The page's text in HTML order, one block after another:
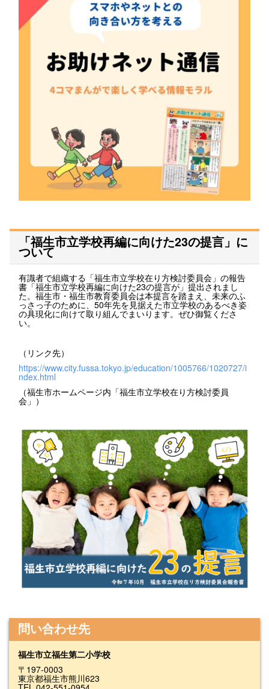
「福生市立学校再編に向けた23の提言」に
ついて
有識者で組織する「福生市立学校在り方検討委員会」の報告
書「福生市立学校再編に向けた23の提言が」提出されまし
た。福生市・福生市教育委員会は本提言を踏まえ、未来のふ
っさっ子のために、50年先を見据えた市立学校のあるべき姿
の具現化に向けて取り組んでまいります。ぜひ御覧くださ
い。
（リンク先）
https://www.city.fussa.tokyo.jp/education/1005766/1020727/i
ndex.html
（福生市ホームページ内「福生市立学校在り方検討委員
会」）
問い合わせ先
福生市立福生第二小学校
〒197-0003
東京都福生市熊川623